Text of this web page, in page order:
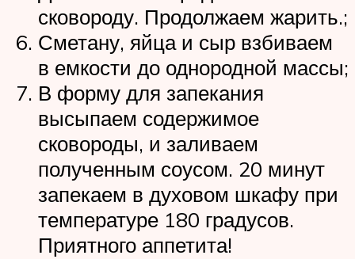
сковороду. Продолжаем жарить.;
Сметану, яйца и сыр взбиваем
в емкости до однородной массы;
В форму для запекания
высыпаем содержимое
сковороды, и заливаем
полученным соусом. 20 минут
запекаем в духовом шкафу при
температуре 180 градусов.
Приятного аппетита!